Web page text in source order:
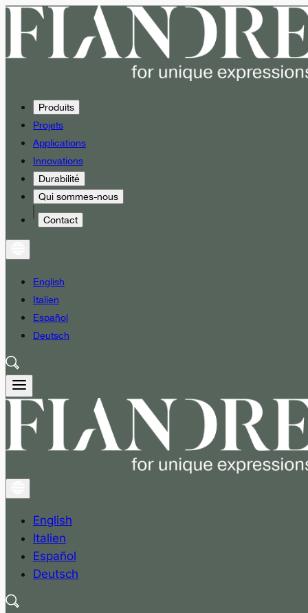
Produits
Projets
Applications
Innovations
Durabilité
Qui sommes-nous
Contact
English
Italien
Español
Deutsch
English
Italien
Español
Deutsch